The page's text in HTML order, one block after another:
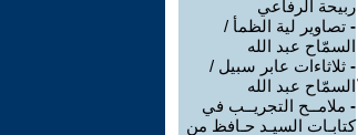
ربيحة الرفاعي
- تصاوير لية الظمأ /
السمّاح عبد الله
- ثلاثاءات عابر سبيل /
السمّاح عبد الله
- ملامــح التجريــب في
كتابـات السيـد حـافظ من